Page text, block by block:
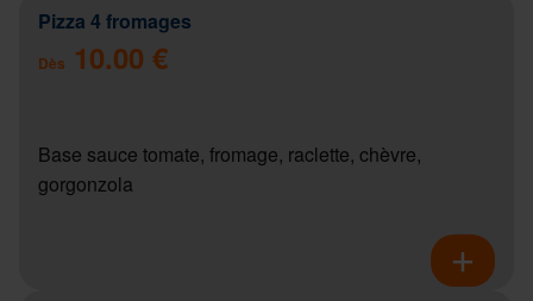
Pizza 4 fromages
Dès 10.00 €
Base sauce tomate, fromage, raclette, chèvre,
gorgonzola